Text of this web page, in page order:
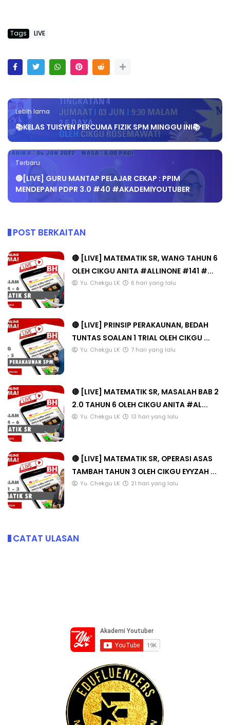
Tags LIVE
Lebih lama
📚KELAS TUISYEN PERCUMA FIZIK SPM MINGGU INI📚
Terbaru
🔴[LIVE] GURU MANTAP PELAJAR CEKAP : PPIM
MENDEPANI PDPR 3.0 #40 #AKADEMIYOUTUBER
POST BERKAITAN
🔴 [LIVE] MATEMATIK SR, WANG TAHUN 6
OLEH CIKGU ANITA #ALLINONE #141 #...
Yu. Chekgu LK 6 hari yang lalu
🔴 [LIVE] PRINSIP PERAKAUNAN, BEDAH
TUNTAS SOALAN 1 TRIAL OLEH CIKGU ...
Yu. Chekgu LK 7 hari yang lalu
🔴 [LIVE] MATEMATIK SR, MASALAH BAB 2
2.0 TAHUN 6 OLEH CIKGU ANITA #AL...
Yu. Chekgu LK 13 hari yang lalu
🔴 [LIVE] MATEMATIK SR, OPERASI ASAS
TAMBAH TAHUN 3 OLEH CIKGU EYYZAH ...
Yu. Chekgu LK 21 hari yang lalu
CATAT ULASAN